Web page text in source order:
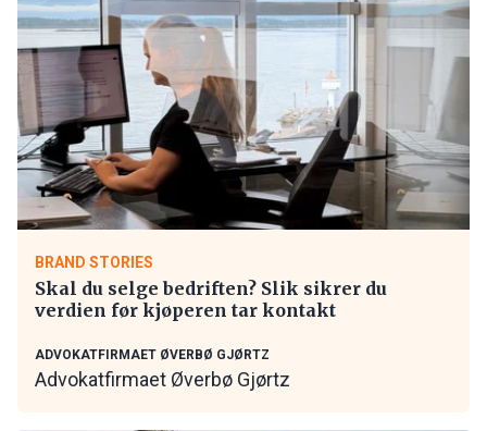
BRAND STORIES
Skal du selge bedriften? Slik sikrer du
verdien før kjøperen tar kontakt
ADVOKATFIRMAET ØVERBØ GJØRTZ
Advokatfirmaet Øverbø Gjørtz